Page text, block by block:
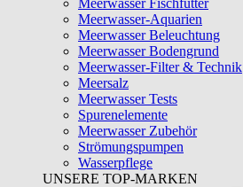
Meerwasser Fischfutter
Meerwasser-Aquarien
Meerwasser Beleuchtung
Meerwasser Bodengrund
Meerwasser-Filter & Technik
Meersalz
Meerwasser Tests
Spurenelemente
Meerwasser Zubehör
Strömungspumpen
Wasserpflege
UNSERE TOP-MARKEN